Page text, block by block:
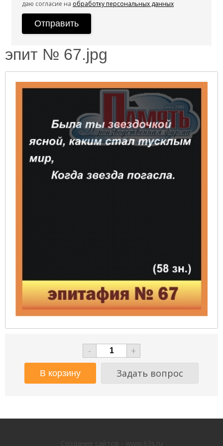
даю согласие на обработку персональных данных
эпит № 67.jpg
-
+
Задать вопрос
Создание сайтов - www.63s.ru